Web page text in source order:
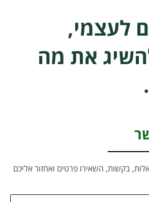
לעצמי,
את מה
בקשות, השאירו פרטים ואחזור אליכם